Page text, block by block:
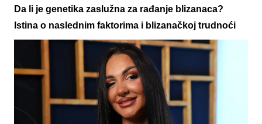
Da li je genetika zaslužna za rađanje blizanaca?
Istina o naslednim faktorima i blizanačkoj trudnoći